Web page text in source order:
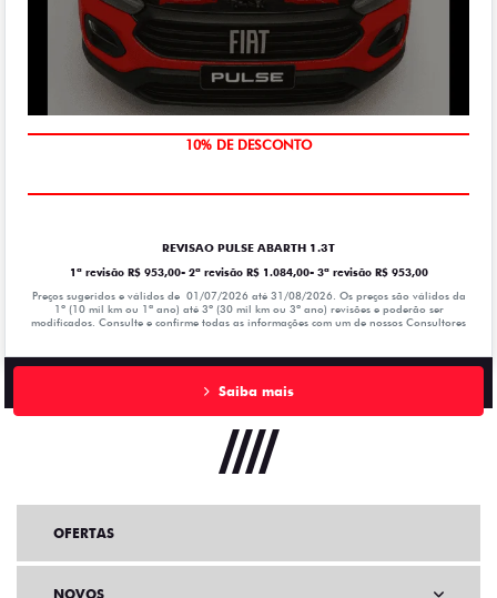
MÃO DE OBRA
REVISAO PULSE ABARTH 1.3T
1ª revisão R$ 953,00- 2ª revisão R$ 1.084,00- 3ª revisão R$ 953,00
Preços sugeridos e válidos de 01/07/2026 até 31/08/2026. Os preços são válidos da
1º (10 mil km ou 1ª ano) até 3º (30 mil km ou 3º ano) revisões e poderão ser
modificados. Consulte e confirme todas as informações com um de nossos Consultores
Saiba mais
OFERTAS
NOVOS